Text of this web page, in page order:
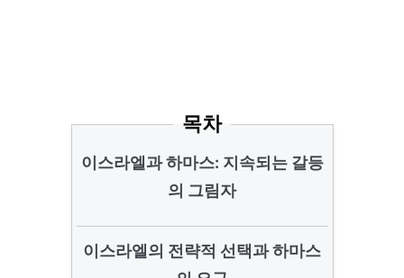
목차
이스라엘과 하마스: 지속되는 갈등
의 그림자
이스라엘의 전략적 선택과 하마스